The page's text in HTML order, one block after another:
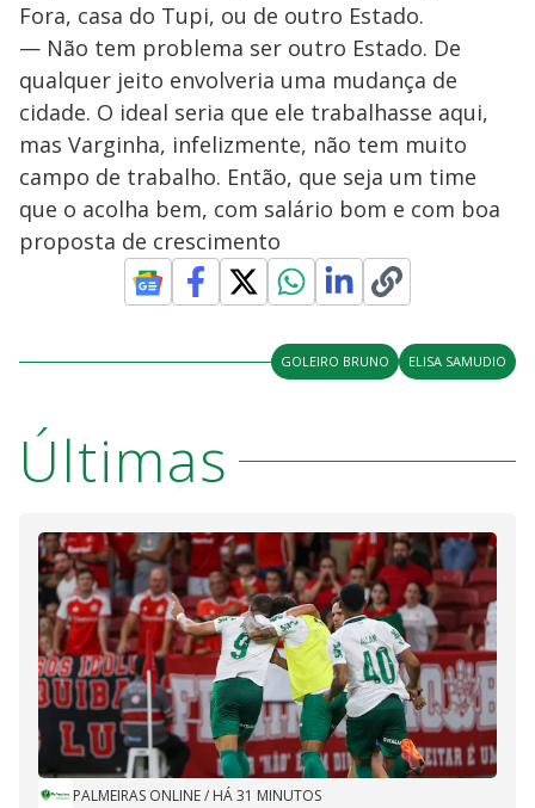
Fora, casa do Tupi, ou de outro Estado.
— Não tem problema ser outro Estado. De
qualquer jeito envolveria uma mudança de
cidade. O ideal seria que ele trabalhasse aqui,
mas Varginha, infelizmente, não tem muito
campo de trabalho. Então, que seja um time
que o acolha bem, com salário bom e com boa
proposta de crescimento
GOLEIRO BRUNO ELISA SAMUDIO
Últimas
PALMEIRAS ONLINE/ HÁ 31 MINUTOS